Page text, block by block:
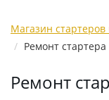
Магазин
Ремонт
Ремонт